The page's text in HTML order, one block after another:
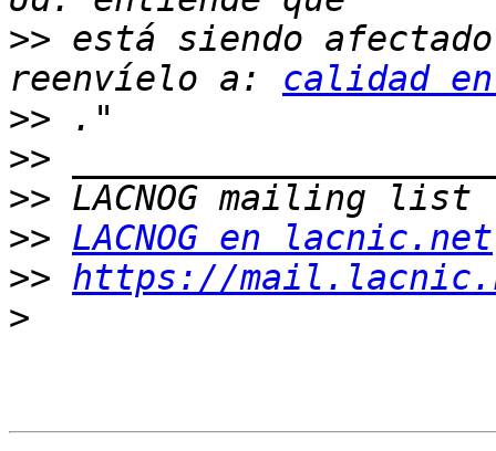
>> está siendo
reenvíelo a: calidad
>>
>>
>>
>> LACNOG en lacnic.net
>> https://
>